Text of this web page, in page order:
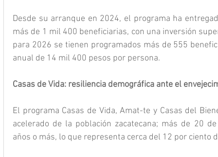
Desde su arranque en 2024, el programa ha
más de 1 mil 400 beneficiarias, con una inversión
para 2026 se tienen programados más de 555
anual de 14 mil 400 pesos por persona.
Casas de Vida: resiliencia demográfica ante el
El programa Casas de Vida, Amat-te y Casas del
acelerado de la población zacatecana; más de 20
años o más, lo que representa cerca del 12 por ciento